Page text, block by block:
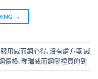
→
服用威而鋼心得,沒有處方箋 威
價格,輝瑞威而鋼哪裡買的到